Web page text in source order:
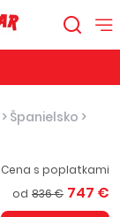
> Španielsko >
Cena s poplatkami
od 836 € 747 €